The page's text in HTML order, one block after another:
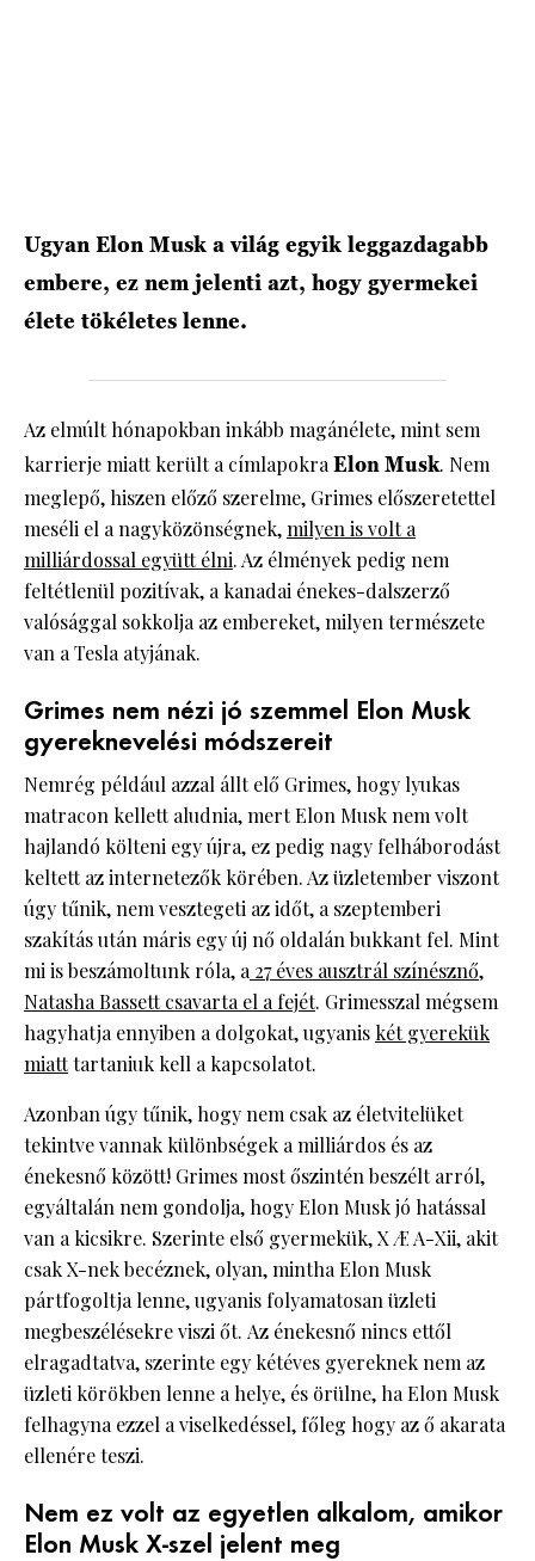
Ugyan Elon Musk a világ egyik leggazdagabb
embere, ez nem jelenti azt, hogy gyermekei
élete tökéletes lenne.
Az elmúlt hónapokban inkább magánélete, mint sem
karrierje miatt került a címlapokra Elon Musk. Nem
meglepő, hiszen előző szerelme, Grimes előszeretettel
meséli el a nagyközönségnek,milyen is volt a
milliárdossal együtt élni. Az élmények pedig nem
feltétlenül pozitívak, a kanadai énekes-dalszerző
valósággal sokkolja az embereket, milyen természete
van a Tesla atyjának.
Grimes nem nézi jó szemmel Elon Musk
gyereknevelési módszereit
Nemrég például azzal állt elő Grimes, hogy lyukas
matracon kellett aludnia, mert Elon Musk nem volt
hajlandó költeni egy újra, ez pedig nagy felháborodást
keltett az internetezők körében. Az üzletember viszont
úgy tűnik, nem vesztegeti az időt, a szeptemberi
szakítás után máris egy új nő oldalán bukkant fel. Mint
mi is beszámoltunk róla, a 27 éves ausztrál színésznő,
Natasha Bassett csavarta el a fejét. Grimesszal mégsem
hagyhatja ennyiben a dolgokat, ugyanis két gyerekük
miatttartaniuk kell a kapcsolatot.
Azonban úgy tűnik, hogy nem csak az életvitelüket
tekintve vannak különbségek a milliárdos és az
énekesnő között! Grimes most őszintén beszélt arról,
egyáltalán nem gondolja, hogy Elon Musk jó hatással
van a kicsikre. Szerinte első gyermekük, X Æ A-Xii, akit
csak X-nek becéznek, olyan, mintha Elon Musk
pártfogoltja lenne, ugyanis folyamatosan üzleti
megbeszélésekre viszi őt. Az énekesnő nincs ettől
elragadtatva, szerinte egy kétéves gyereknek nem az
üzleti körökben lenne a helye, és örülne, ha Elon Musk
felhagyna ezzel a viselkedéssel, főleg hogy az ő akarata
ellenére teszi.
Nem ez volt az egyetlen alkalom, amikor
Elon Musk X-szel jelent meg